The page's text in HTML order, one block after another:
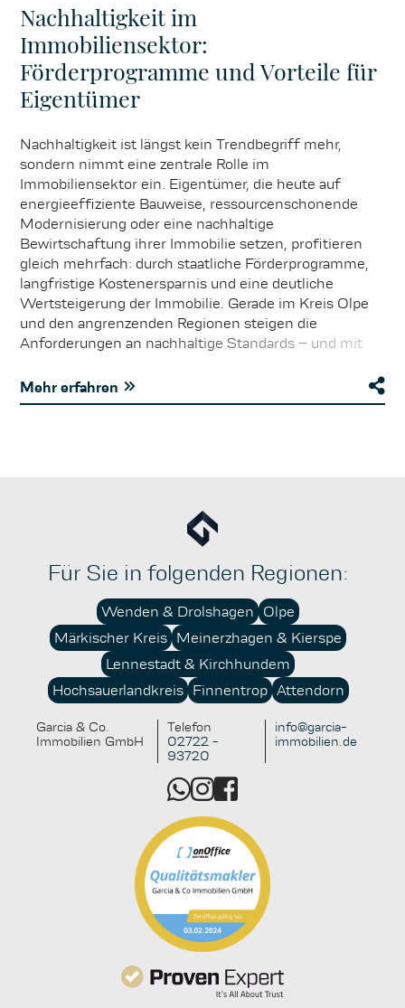
Nachhaltigkeit im
Immobiliensektor:
Förderprogramme und Vorteile für
Eigentümer
Nachhaltigkeit ist längst kein Trendbegriff mehr,
sondern nimmt eine zentrale Rolle im
Immobiliensektor ein. Eigentümer, die heute auf
energieeffiziente Bauweise, ressourcenschonende
Modernisierung oder eine nachhaltige
Bewirtschaftung ihrer Immobilie setzen, profitieren
gleich mehrfach: durch staatliche Förderprogramme,
langfristige Kostenersparnis und eine deutliche
Wertsteigerung der Immobilie. Gerade im Kreis Olpe
und den angrenzenden Regionen steigen die
Anforderungen an nachhaltige Standards – und mit
zukunftsfähigen Objekten. Ob KfW-Förderkredite für
die energetische Sanierung, Zuschüsse für
bessere Vermietbarkeit, höhere Renditeperspektiven
und ein gesteigertes Sicherheitsgefühl im Hinblick auf
kommende gesetzliche Bestimmungen sind
überzeugende Argumente für mehr Nachhaltigkeit im
Immobilienbestand. Wer sich frühzeitig mit
Fördermöglichkeiten und nachhaltigen Konzepten
beschäftigt, schafft für sich und künftige
Generationen einen echten Mehrwert.
Mehr erfahren
Für Sie in folgenden Regionen:
Wenden & Drolshagen
Olpe
Märkischer Kreis Meinerzhagen & Kierspe
Lennestadt & Kirchhundem
Hochsauerlandkreis
Finnentrop Attendorn
Garcia & Co.
Immobilien GmbH
Telefon
02722 -
93720
info@garcia-
immobilien.de